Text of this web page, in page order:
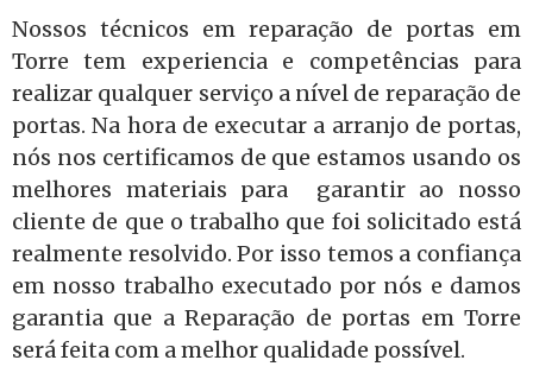
Nossos técnicos em reparação de portas em
Torre tem experiencia e competências para
realizar qualquer serviço a nível de reparação de
portas. Na hora de executar a arranjo de portas,
nós nos certificamos de que estamos usando os
melhores materiais para garantir ao nosso
cliente de que o trabalho que foi solicitado está
realmente resolvido. Por isso temos a confiança
em nosso trabalho executado por nós e damos
garantia que a Reparação de portas em Torre
será feita com a melhor qualidade possível.